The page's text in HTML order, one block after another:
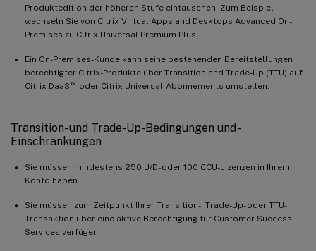
Produktedition der höheren Stufe eintauschen. Zum Beispiel
wechseln Sie von Citrix Virtual Apps and Desktops Advanced On-
Premises zu Citrix Universal Premium Plus.
Ein On-Premises-Kunde kann seine bestehenden Bereitstellungen
berechtigter Citrix-Produkte über Transition and Trade-Up (TTU) auf
Citrix DaaS ™- oder Citrix Universal-Abonnements umstellen.
Transition- und Trade-Up-Bedingungen und -
Einschränkungen
Sie müssen mindestens 250 U/D- oder 100 CCU-Lizenzen in Ihrem
Konto haben.
Sie müssen zum Zeitpunkt Ihrer Transition-, Trade-Up- oder TTU-
Transaktion über eine aktive Berechtigung für Customer Success
Services verfügen.